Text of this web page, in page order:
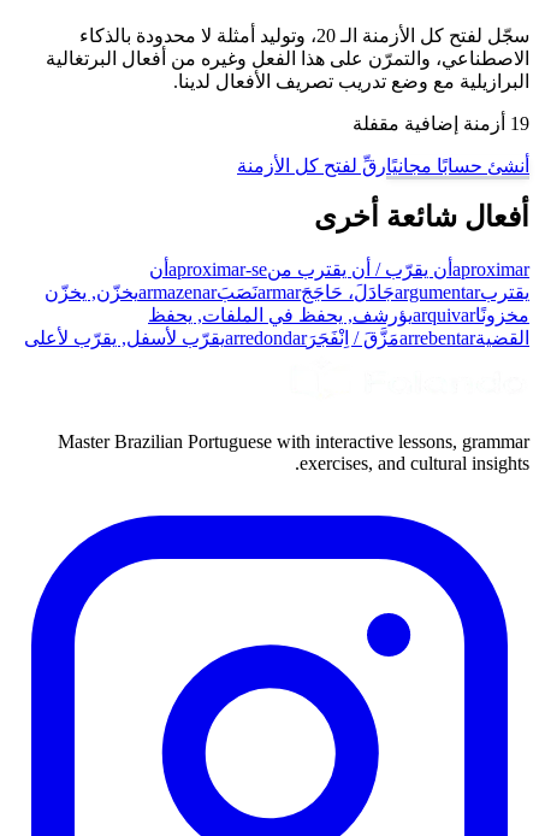
سجّل لفتح كل الأزمنة الـ 20، وتوليد أمثلة لا محدودة بالذكاء
الاصطناعي، والتمرّن على هذا الفعل وغيره من أفعال البرتغالية
البرازيلية مع وضع تدريب تصريف الأفعال لدينا.
19 أزمنة إضافية مقفلة
أنشئ حسابًا مجانيًارقِّ لفتح كل الأزمنة
أفعال شائعة أخرى
aproximar أن يقرّب / أن يقترب منaproximar-se أن
يقتربargumentarجَادَلَ، حَاجَجَarmarنَصَبَarmazenarيخزّن, يخزّن
مخزونًاarquivarيؤرشف, يحفظ في الملفات, يحفظ
القضيةarrebentarمَزَّقَ / اِنْفَجَرَarredondarيقرّب لأسفل, يقرّب لأعلى
Master Brazilian Portuguese with interactive lessons, grammar
exercises, and cultural insights.